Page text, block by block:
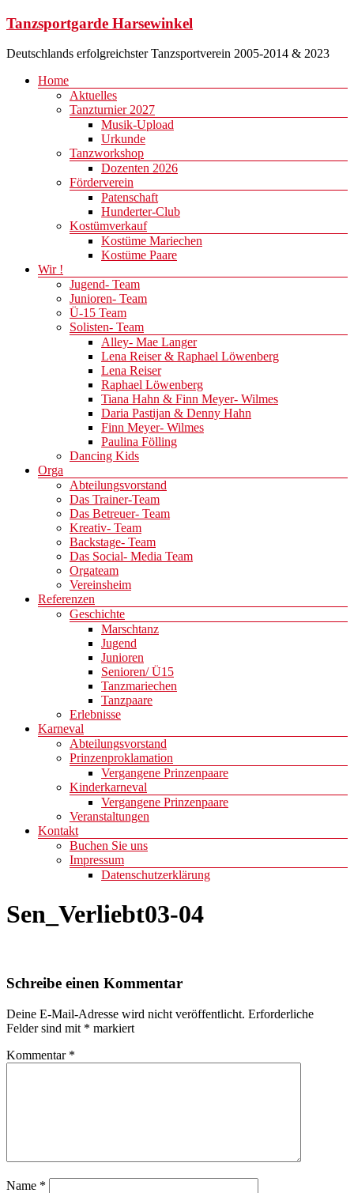
Zum
springen
Tanzsportgarde Harsewinkel
Deutschlands erfolgreichster Tanzsportverein 2005-2014 & 2023
Menü
Home
Aktuelles
Tanzturnier 2027
Musik-Upload
Urkunde
Tanzworkshop
Dozenten 2026
Förderverein
Patenschaft
Hunderter-Club
Kostümverkauf
Kostüme Mariechen
Kostüme Paare
Wir !
Jugend- Team
Junioren- Team
Ü-15 Team
Solisten- Team
Alley- Mae Langer
Lena Reiser & Raphael Löwenberg
Lena Reiser
Raphael Löwenberg
Tiana Hahn & Finn Meyer- Wilmes
Daria Pastijan & Denny Hahn
Finn Meyer- Wilmes
Paulina Fölling
Dancing Kids
Orga
Abteilungsvorstand
Das Trainer-Team
Das Betreuer- Team
Kreativ- Team
Backstage- Team
Das Social- Media Team
Orgateam
Vereinsheim
Referenzen
Geschichte
Marschtanz
Jugend
Junioren
Senioren/ Ü15
Tanzmariechen
Tanzpaare
Erlebnisse
Karneval
Abteilungsvorstand
Prinzenproklamation
Vergangene Prinzenpaare
Kinderkarneval
Vergangene Prinzenpaare
Veranstaltungen
Kontakt
Buchen Sie uns
Impressum
Datenschutzerklärung
Sen_Verliebt03-04
Schreibe einen Kommentar
Deine E-Mail-Adresse wird nicht veröffentlicht. Erforderliche
Felder sind mit * markiert
Kommentar *
Name *